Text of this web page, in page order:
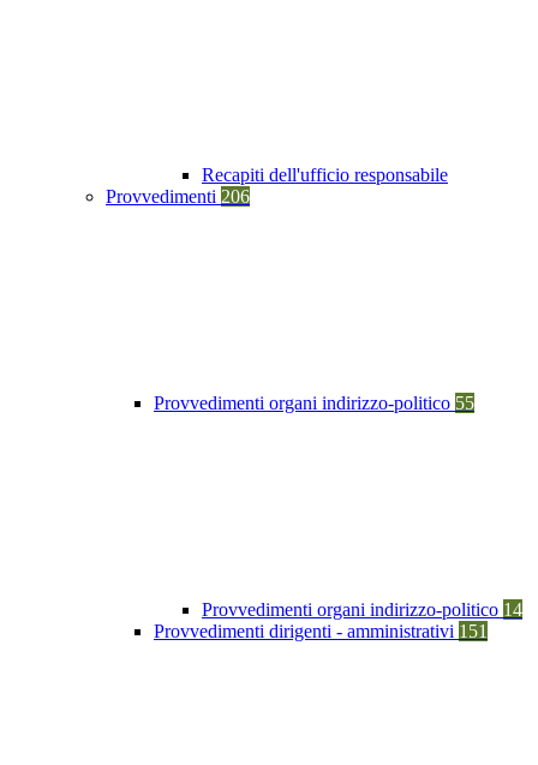
Recapiti dell'ufficio responsabile
Provvedimenti 206
Provvedimenti organi indirizzo-politico 55
Provvedimenti organi indirizzo-politico 14
Provvedimenti dirigenti - amministrativi 151